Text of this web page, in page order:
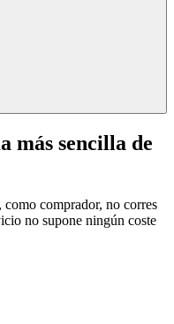
más sencilla de
comprador, no corres
no supone ningún coste